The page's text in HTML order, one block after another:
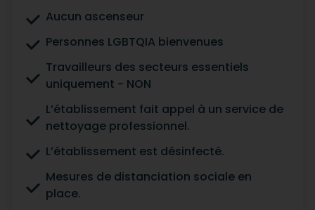
Aucun ascenseur
Personnes LGBTQIA bienvenues
Travailleurs des secteurs essentiels
uniquement - NON
L’établissement fait appel à un service de
nettoyage professionnel.
L’établissement est désinfecté.
Mesures de distanciation sociale en
place.